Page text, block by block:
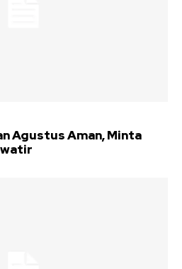
Agustus Aman, Minta